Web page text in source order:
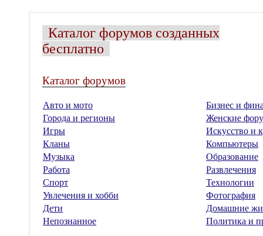
Каталог форумов созданных
бесплатно
Каталог форумов
Авто и мото
Бизнес и
Города и регионы
Женские
Игры
Искусство и
Кланы
Компьютеры
Музыка
Образование
Работа
Развлечения
Спорт
Технологии
Увлечения и хобби
Фотография
Дети
Домашние
Непознанное
Политика и